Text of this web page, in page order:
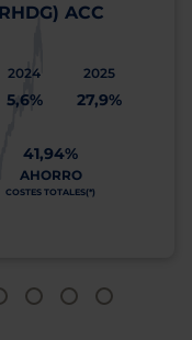
ACC
2024
5,6%
2025
27,9%
41,94%
AHORRO
COSTES TOTALES(*)